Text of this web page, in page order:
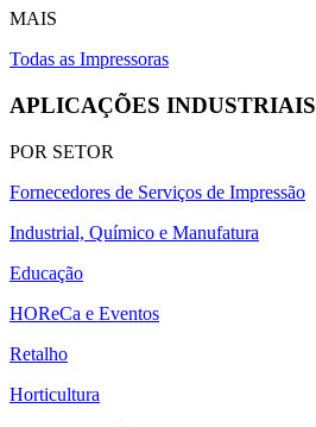
MAIS
Todas as Impressoras
APLICAÇÕES INDUSTRIAIS
POR SETOR
Fornecedores de Serviços de Impressão
Industrial, Químico e Manufatura
Educação
HOReCa e Eventos
Retalho
Horticultura